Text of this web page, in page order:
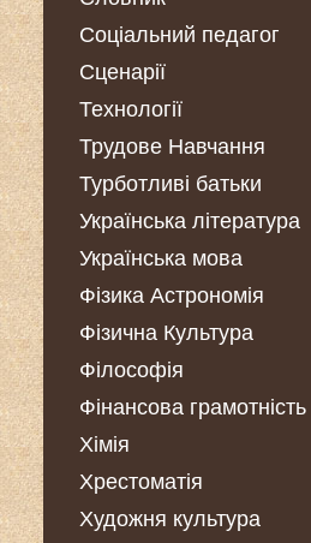
Соціальний педагог
Сценарії
Технології
Трудове Навчання
Турботливі батьки
Українська література
Українська мова
Фізика Астрономія
Фізична Культура
Філософія
Фінансова грамотність
Хімія
Хрестоматія
Художня культура